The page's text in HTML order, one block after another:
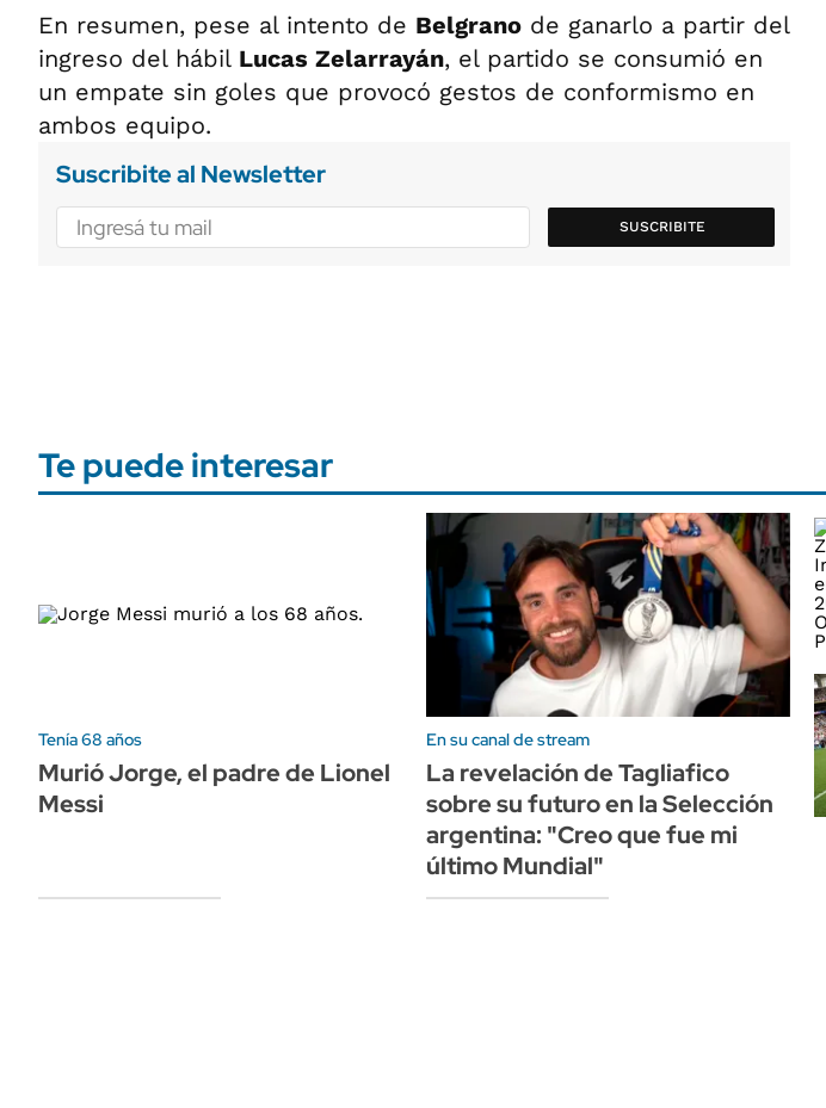
En resumen, pese al intento de Belgrano de ganarlo a partir del
ingreso del hábil Lucas Zelarrayán, el partido se consumió en
un empate sin goles que provocó gestos de conformismo en
ambos equipo.
Suscribite al Newsletter
SUSCRIBITE
Te puede interesar
Tenía 68 años
Murió Jorge, el padre de Lionel
Messi
En su canal de stream
La revelación de Tagliafico
sobre su futuro en la Selección
argentina: "Creo que fue mi
último Mundial"